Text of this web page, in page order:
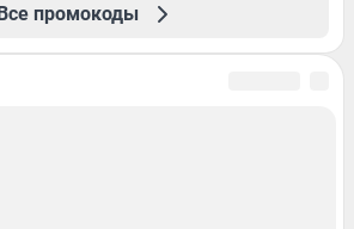
промокоды